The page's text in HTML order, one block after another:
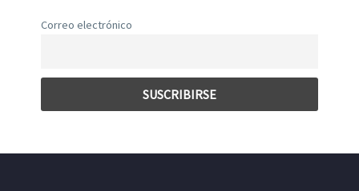
Correo electrónico